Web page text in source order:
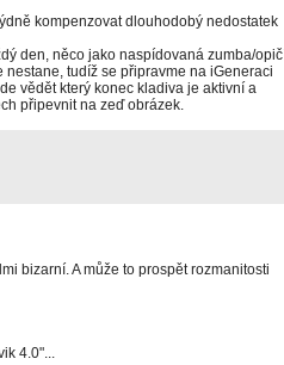
kompenzovat dlouhodobý nedostatek
den, něco jako naspídovaná zumba/
nestane, tudíž se připravme na iGeneraci
vědět který konec kladiva je aktivní a
připevnit na zeď obrázek.
bizarní. A může to prospět rozmanitosti
4.0"...